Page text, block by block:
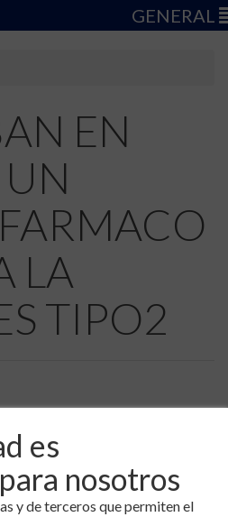
es
nosotros
y de terceros que permiten el
GENERAL
EN
LA
TIPO2